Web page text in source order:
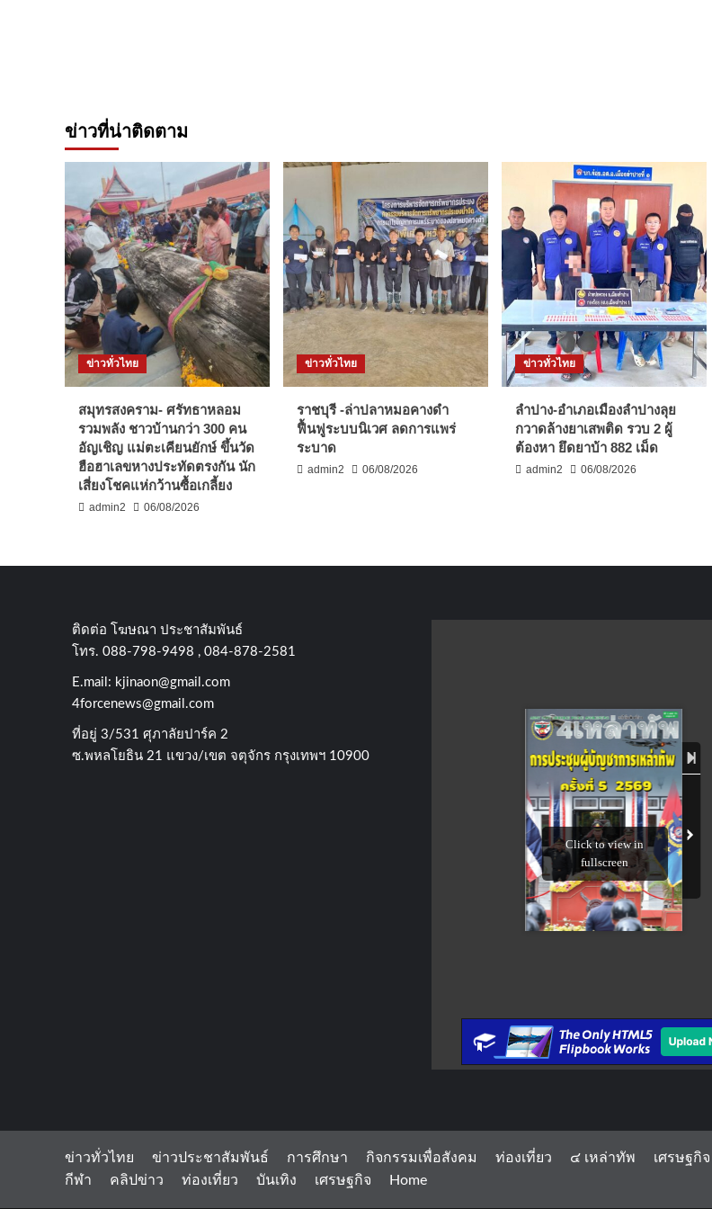
ข่าวที่น่าติดตาม
ข่าวทั่วไทย
สมุทรสงคราม- ศรัทธาหลอม
รวมพลัง ชาวบ้านกว่า 300 คน
อัญเชิญ แม่ตะเคียนยักษ์ ขึ้นวัด
ฮือฮาเลขหางประทัดตรงกัน นัก
เสี่ยงโชคแห่กว้านซื้อเกลี้ยง
admin2 06/08/2026
ข่าวทั่วไทย
ราชบุรี -ล่าปลาหมอคางดำ
ฟื้นฟูระบบนิเวศ ลดการแพร่
ระบาด
admin2 06/08/2026
ข่าวทั่วไทย
ลำปาง-อำเภอเมืองลำปางลุย
กวาดล้างยาเสพติด รวบ 2 ผู้
ต้องหา ยึดยาบ้า 882 เม็ด
admin2 06/08/2026
ติดต่อ​ โฆษณา​ ประชาสัมพันธ์
โทร​. 088-798-9498 , 084-878-2581
E.mail: kjinaon@gmail.com
4forcenews@gmail.com
ที่อยู่​ 3/531​ ศุภาลัยปาร์ค​ 2
ซ.พหลโยธิน​ 21​ แขวง/เขต​ จตุจักร​ กรุงเทพฯ 10900
ข่าวทั่วไทย ข่าวประชาสัมพันธ์ การศึกษา กิจกรรมเพื่อสังคม ท่องเที่ยว ๔ เหล่าทัพ เศรษฐกิจ
กีฬา
คลิปข่าว ท่องเที่ยว บันเทิง เศรษฐกิจ Home